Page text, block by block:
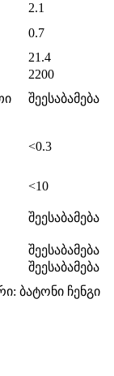
2.1
0.7
21.4
2200
შეესაბამება
<0.3
<10
შეესაბამება
შეესაბამება
შეესაბამება
ბატონი ჩენგი